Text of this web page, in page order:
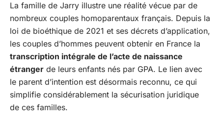
La famille de Jarry illustre une réalité vécue par de
nombreux couples homoparentaux français. Depuis la
loi de bioéthique de 2021 et ses décrets d’application,
les couples d’hommes peuvent obtenir en France la
transcription intégrale de l’acte de naissance
étranger de leurs enfants nés par GPA. Le lien avec
le parent d’intention est désormais reconnu, ce qui
simplifie considérablement la sécurisation juridique
de ces familles.